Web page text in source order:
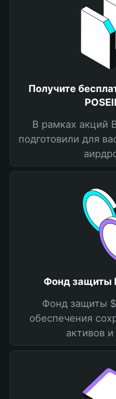
Получите
В рамках акций
подготовили для
Фонд защиты
Фонд защиты
обеспечения
активов